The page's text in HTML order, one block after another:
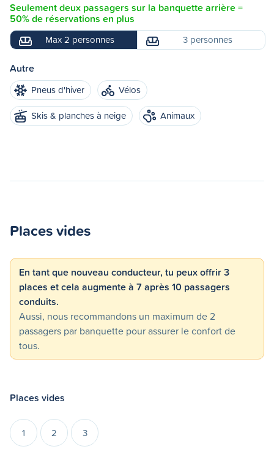
Seulement deux passagers sur la banquette arrière =
50% de réservations en plus
Max 2 personnes 3 personnes
Autre
Pneus d'hiver
Vélos
Skis & planches à neige
Animaux
Places vides
En tant que nouveau conducteur, tu peux offrir 3
places et cela augmente à 7 après 10 passagers
conduits.
Aussi, nous recommandons un maximum de 2
passagers par banquette pour assurer le confort de
tous.
Places vides
1 2 3